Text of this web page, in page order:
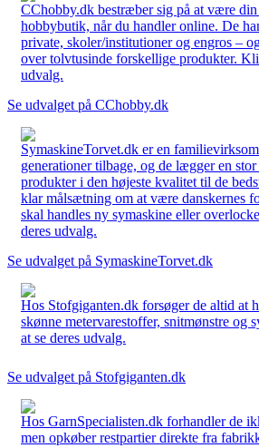
CChobby.dk bestræber sig på at være
hobbybutik, når du handler online. De
private, skoler/institutioner og engros –
over tolvtusinde forskellige produkter.
udvalg.
Se udvalget på CChobby.dk
SymaskineTorvet.dk er en
generationer tilbage, og de lægger en
produkter i den højeste kvalitet til de
klar målsætning om at være danskernes
skal handles ny symaskine eller
deres udvalg.
Se udvalget på SymaskineTorvet.dk
Hos Stofgiganten.dk forsøger de altid at
skønne metervarestoffer, snitmønstre og
at se deres udvalg.
Se udvalget på Stofgiganten.dk
Hos GarnSpecialisten.dk forhandler de
men opkøber restpartier direkte fra